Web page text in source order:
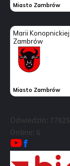
Odwiedzin: 77825
Online: 6